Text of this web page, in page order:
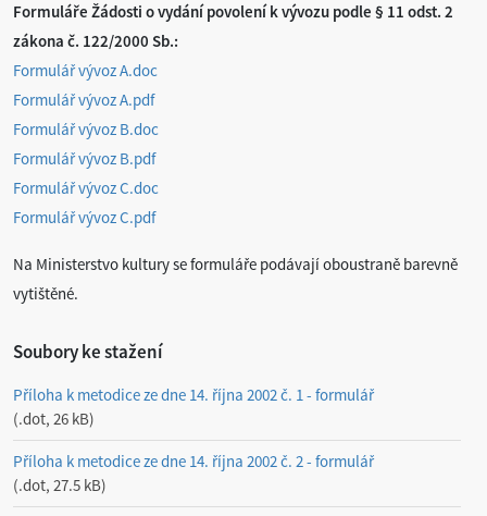
Formuláře Žádosti o vydání povolení k vývozu podle § 11 odst. 2
zákona č. 122/2000 Sb.:
Formulář vývoz A.doc
Formulář vývoz A.pdf
Formulář vývoz B.doc
Formulář vývoz B.pdf
Formulář vývoz C.doc
Formulář vývoz C.pdf
Na Ministerstvo kultury se formuláře podávají oboustraně barevně
vytištěné.
Soubory ke stažení
Příloha k metodice ze dne 14. října 2002 č. 1 - formulář
.dot, 26 kB
Příloha k metodice ze dne 14. října 2002 č. 2 - formulář
.dot, 27.5 kB